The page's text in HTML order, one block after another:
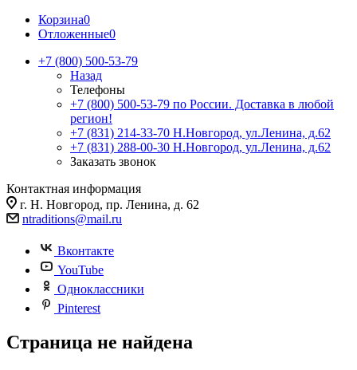
Корзина0
Отложенные0
+7 (800) 500-53-79
Назад
Телефоны
+7 (800) 500-53-79 по России. Доставка в любой
регион!
+7 (831) 214-33-70 Н.Новгород, ул.Ленина, д.62
+7 (831) 288-00-30 Н.Новгород, ул.Ленина, д.62
Заказать звонок
Контактная информация
г. Н. Новгород, пр. Ленина, д. 62
ntraditions@mail.ru
Вконтакте
YouTube
Одноклассники
Pinterest
Страница не найдена